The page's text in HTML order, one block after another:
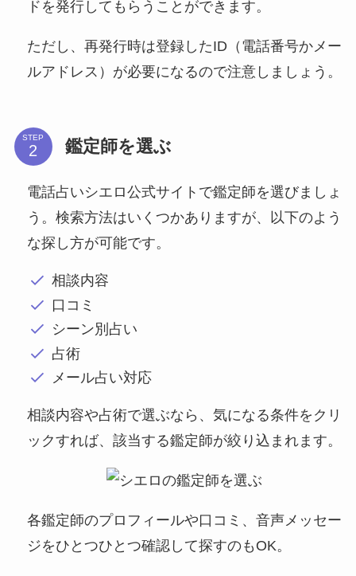
ドを発行してもらうことができます。
ただし、再発行時は登録したID（電話番号かメー
ルアドレス）が必要になるので注意しましょう。
STEP 鑑定師を選ぶ
電話占いシエロ公式サイトで鑑定師を選びましょ
う。検索方法はいくつかありますが、以下のよう
な探し方が可能です。
相談内容
口コミ
シーン別占い
占術
メール占い対応
相談内容や占術で選ぶなら、気になる条件をクリ
ックすれば、該当する鑑定師が絞り込まれます。
各鑑定師のプロフィールや口コミ、音声メッセー
ジをひとつひとつ確認して探すのもOK。